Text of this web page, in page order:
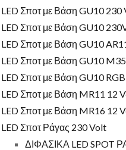
LED Σποτ με Βάση GU10 230
LED Σποτ με Βάση GU10
LED Σποτ με Βάση GU10
LED Σποτ με Βάση GU10
LED Σποτ με Βάση GU10 RGB
LED Σποτ με Βάση MR11 12
LED Σποτ με Βάση MR16 12
LED Σποτ Ράγας 230 Volt
ΔΙΦΑΣΙΚΑ LED SPOT